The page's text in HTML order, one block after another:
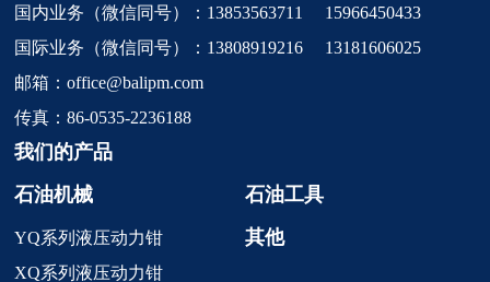
国内业务（微信同号）：13853563711 15966450433
国际业务（微信同号）：13808919216 13181606025
邮箱：office@balipm.com
传真：86-0535-2236188
我们的产品
石油机械
YQ系列液压动力钳
XQ系列液压动力钳
石油工具
其他